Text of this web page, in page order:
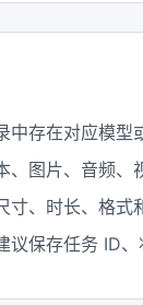
中存在对应模型
、图片、音频、
寸、时长、格式
议保存任务 ID、